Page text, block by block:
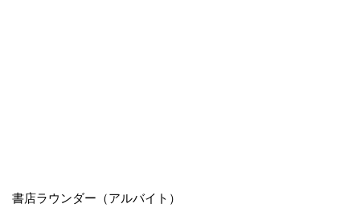
書店ラウンダー（アルバイト）